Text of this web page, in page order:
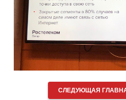
СЛЕДУЮЩАЯ